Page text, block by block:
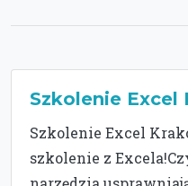
Szkolenie Excel
Szkolenie Excel
szkolenie z